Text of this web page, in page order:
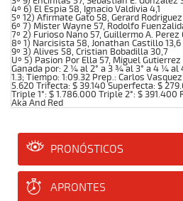
4º 6) El Espia 58, Ignacio Valdivia 4,1
5º 12) Afirmate Gato 58, Gerard
6º 7) Mister Wayne 57, Rodolfo
7º 2) Furioso Nano 57, Guillermo A. Perez
8º 1) Narcisista 58, Jonathan Castillo 13,6
9º 3) Alives 58, Cristian Bobadilla 30,7
Uº 5) Pasion Por Ella 57, Miguel Gutierrez
Ganada por: 2 ¼ al 2° a 3 ¾ al 3° a 4 ¼ al
1.3; Tiempo: 1:09.32 Prep.: Carlos
5.620 Trifecta: $ 39.140 Superfecta: $
Triple 1°: $ 1.786.000 Triple 2°: $ 391.400
Aka And Red
PRONÓSTICOS
APRONTES